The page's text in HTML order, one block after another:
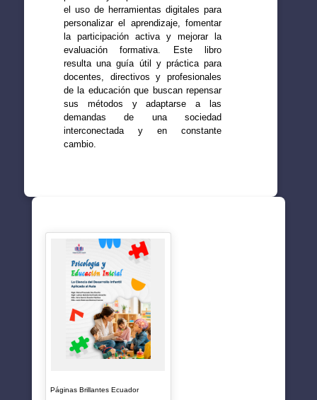
el uso de herramientas digitales para
personalizar el aprendizaje, fomentar
la participación activa y mejorar la
evaluación formativa. Este libro
resulta una guía útil y práctica para
docentes, directivos y profesionales
de la educación que buscan repensar
sus métodos y adaptarse a las
demandas de una sociedad
interconectada y en constante
cambio.
Páginas Brillantes Ecuador